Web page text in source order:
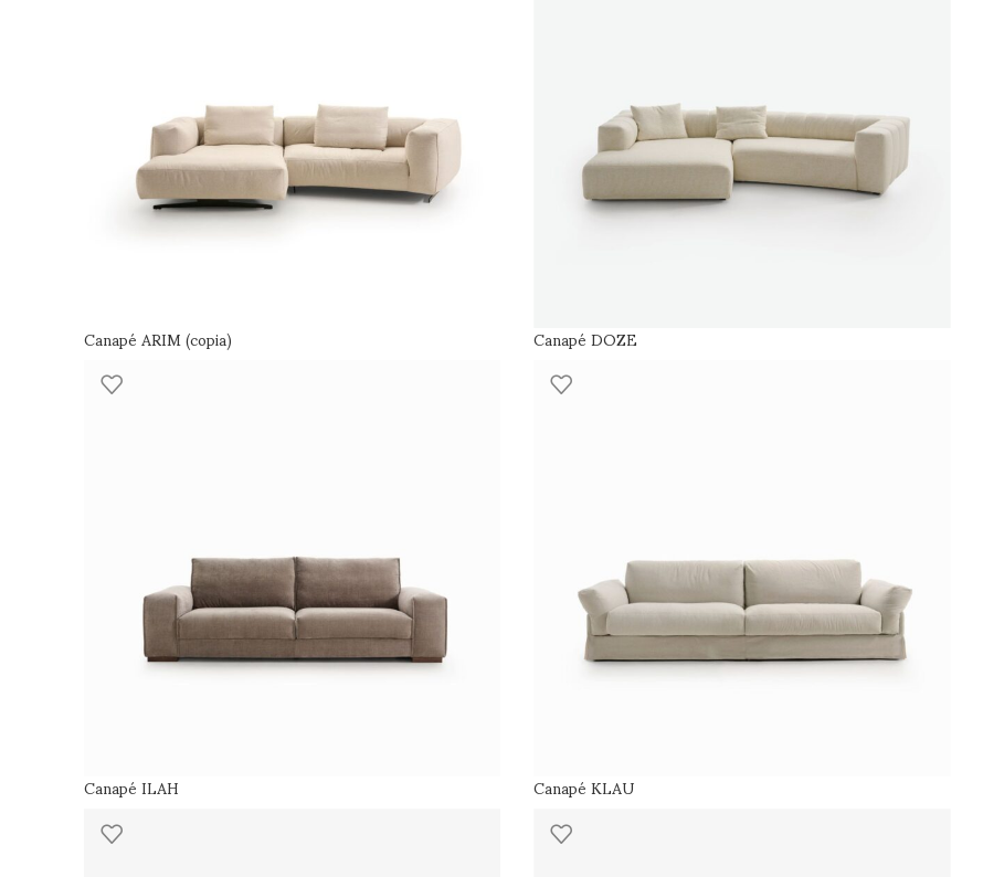
Canapé ARIM (copia) Canapé DOZE
Canapé ILAH Canapé KLAU